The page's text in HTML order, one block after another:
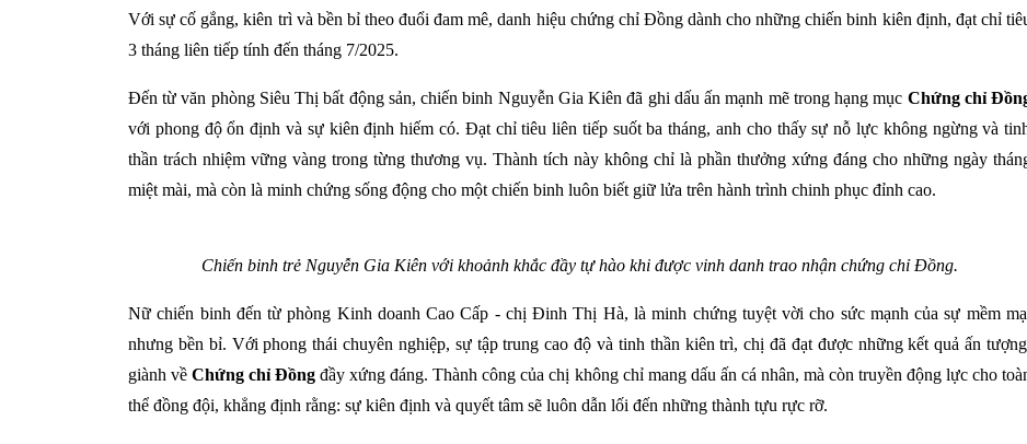
Với sự cố gắng, kiên trì và bền bỉ theo đuổi đam mê, danh hiệu chứng chỉ Đồng dành cho những chiến binh kiên định, đạt chỉ
3 tháng liên tiếp tính đến tháng 7/2025.
Đến từ văn phòng Siêu Thị bất động sản, chiến binh Nguyễn Gia Kiên đã ghi dấu ấn mạnh mẽ trong hạng mục Chứng chỉ
với phong độ ổn định và sự kiên định hiếm có. Đạt chỉ tiêu liên tiếp suốt ba tháng, anh cho thấy sự nỗ lực không ngừng và
thần trách nhiệm vững vàng trong từng thương vụ. Thành tích này không chỉ là phần thưởng xứng đáng cho những ngày
miệt mài, mà còn là minh chứng sống động cho một chiến binh luôn biết giữ lửa trên hành trình chinh phục đỉnh cao.
Chiến binh trẻ Nguyễn Gia Kiên với khoảnh khắc đầy tự hào khi được vinh danh trao nhận chứng chỉ Đồng.
Nữ chiến binh đến từ phòng Kinh doanh Cao Cấp - chị Đinh Thị Hà, là minh chứng tuyệt vời cho sức mạnh của sự mềm
nhưng bền bỉ. Với phong thái chuyên nghiệp, sự tập trung cao độ và tinh thần kiên trì, chị đã đạt được những kết quả ấn
giành vềChứng chỉ Đồng đầy xứng đáng. Thành công của chị không chỉ mang dấu ấn cá nhân, mà còn truyền động lực cho
thể đồng đội, khẳng định rằng: sự kiên định và quyết tâm sẽ luôn dẫn lối đến những thành tựu rực rỡ.